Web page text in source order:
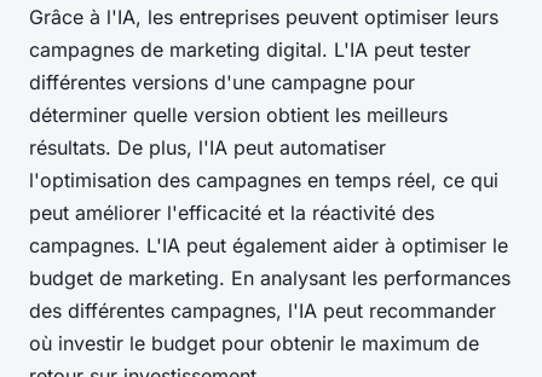
Grâce à l'IA, les entreprises peuvent optimiser leurs
campagnes de marketing digital. L'IA peut tester
différentes versions d'une campagne pour
déterminer quelle version obtient les meilleurs
résultats. De plus, l'IA peut automatiser
l'optimisation des campagnes en temps réel, ce qui
peut améliorer l'efficacité et la réactivité des
campagnes. L'IA peut également aider à optimiser le
budget de marketing. En analysant les performances
des différentes campagnes, l'IA peut recommander
où investir le budget pour obtenir le maximum de